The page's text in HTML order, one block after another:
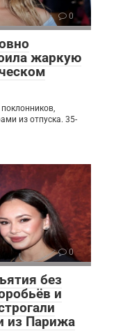
0
жаркую
из отпуска. 35-
0
без
и
из Парижа